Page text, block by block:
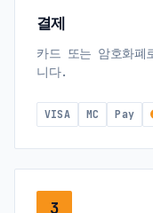
결제
카드 또는 암호화
니다.
VISA MC Pay
3